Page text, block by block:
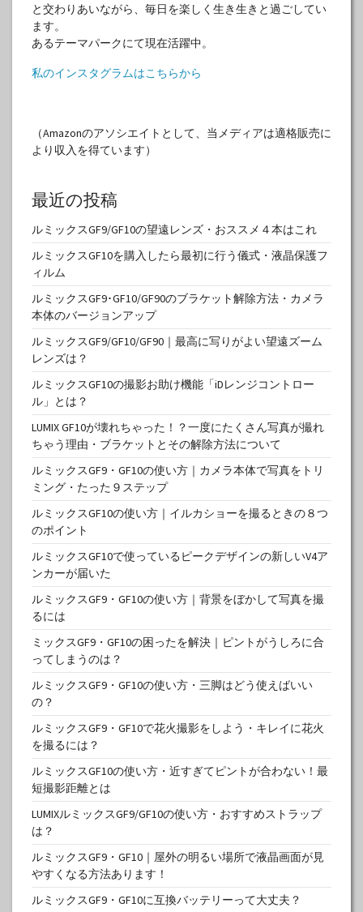
と交わりあいながら、毎日を楽しく生き生きと過ごしてい
ます。
あるテーマパークにて現在活躍中。
私のインスタグラムはこちらから
（Amazonのアソシエイトとして、当メディアは適格販売に
より収入を得ています）
最近の投稿
ルミックスGF9/GF10の望遠レンズ・おススメ４本はこれ
ルミックスGF10を購入したら最初に行う儀式・液晶保護フ
ィルム
ルミックスGF9･GF10/GF90のブラケット解除方法・カメラ
本体のバージョンアップ
ルミックスGF9/GF10/GF90｜最高に写りがよい望遠ズーム
レンズは？
ルミックスGF10の撮影お助け機能「iDレンジコントロー
ル」とは？
LUMIX GF10が壊れちゃった！？一度にたくさん写真が撮れ
ちゃう理由・ブラケットとその解除方法について
ルミックスGF9・GF10の使い方｜カメラ本体で写真をトリ
ミング・たった９ステップ
ルミックスGF10の使い方｜イルカショーを撮るときの８つ
のポイント
ルミックスGF10で使っているピークデザインの新しいV4ア
ンカーが届いた
ルミックスGF9・GF10の使い方｜背景をぼかして写真を撮
るには
ミックスGF9・GF10の困ったを解決｜ピントがうしろに合
ってしまうのは？
ルミックスGF9・GF10の使い方・三脚はどう使えばいい
の？
ルミックスGF9・GF10で花火撮影をしよう・キレイに花火
を撮るには？
ルミックスGF10の使い方・近すぎてピントが合わない！最
短撮影距離とは
LUMIXルミックスGF9/GF10の使い方・おすすめストラップ
は？
ルミックスGF9・GF10｜屋外の明るい場所で液晶画面が見
やすくなる方法あります！
ルミックスGF9・GF10に互換バッテリーって大丈夫？